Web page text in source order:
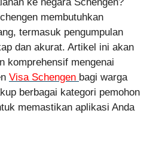
membutuhkan
termasuk pengumpulan
dan akurat. Artikel ini akan
komprehensif mengenai
Visa Schengen bagi warga
berbagai kategori pemohon
memastikan aplikasi Anda